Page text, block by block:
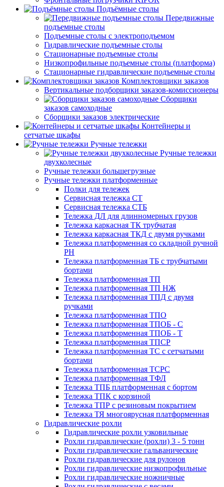
Подъёмные столы
Передвижные
подъемные столы
Подъемные столы с электроподъемом
Гидравлические подъемные столы
Стационарные подъемные столы
Низкопрофильные подъемные столы (платформа)
Стационарные гидравлические подъемные столы
Комплектовщики заказов
Вертикальные подборщики заказов-комиссионеры
Сборщики
заказов самоходные
Сборщики заказов электрические
Контейнеры и
сетчатые шкафы
Ручные тележки
Ручные тележки
двухколесные
Ручные тележки большегрузные
Ручные тележки платформенные
Полки для тележек
Сервисная тележка СТ
Сервисная тележка СТБ
Тележка ДЛ для длинномерных грузов
Тележка каркасная ТК трубчатая
Тележка каркасная ТКД с двумя ручками
Тележка платформенная со складной ручной
PH
Тележка платформенная ТБ с трубчатыми
бортами
Тележка платформенная ТП
Тележка платформенная ТП НЖ
Тележка платформенная ТПД с двумя
ручками
Тележка платформенная ТПО
Тележка платформенная ТПОБ - С
Тележка платформенная ТПОБ - Т
Тележка платформенная ТПСР
Тележка платформенная ТС с сетчатыми
бортами
Тележка платформенная ТСРС
Тележка платформенная ТФЛ
Тележка ТПБ платформенная с бортом
Тележка ТПК с корзиной
Тележка ТПР с резиновым покрытием
Тележка ТЯ многоярусная платформенная
Гидравлические рохли
Гидравлические рохли узковильные
Рохли гидравлические (рохли) 3 - 5 тонн
Рохли гидравлические гальванические
Рохли гидравлические для рулонов
Рохли гидравлические низкопрофильные
Рохли гидравлические ножничные